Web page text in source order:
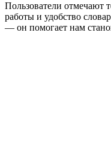
Пользователи отмечают
работы и удобство
— он помогает нам